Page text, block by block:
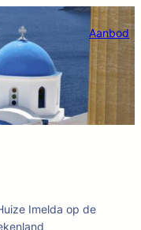
Aanbod
Imelda op de